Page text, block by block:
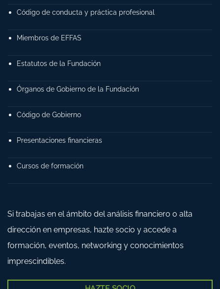
Código de conducta y práctica profesional
Miembros de EFFAS
Estatutos de la Fundación
Órganos de Gobierno de la Fundación
Código de Gobierno
Presentaciones financieras
Cursos de formación
Si trabajas en el ámbito del análisis financiero o alta
dirección en empresas, hazte socio y accede a
formación, eventos, networking y conocimientos
imprescindibles.